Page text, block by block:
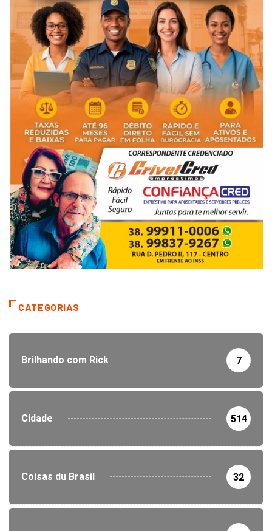
CATEGORIAS
Brilhando com Rick 7
Cidade 514
Coisas du Brasil 32